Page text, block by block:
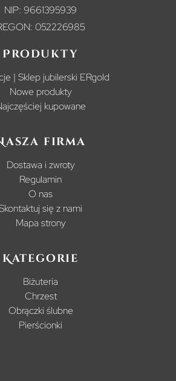
NIP: 9661395939
052226985
Produkty
| Sklep jubilerski ERgold
Nowe produkty
kupowane
firma
Dostawa i zwroty
Regulamin
O nas
się z nami
Mapa strony
Kategorie
Biżuteria
Chrzest
Obrączki ślubne
Pierścionki